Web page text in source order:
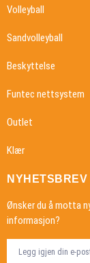
Volleyball
Sandvolleyball
Beskyttelse
Funtec nettsystem
Outlet
Klær
NYHETSBREV
Ønsker du å motta
informasjon?